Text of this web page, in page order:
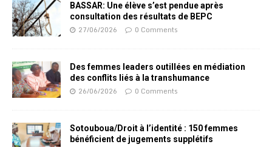
BASSAR: Une élève s’est pendue après
consultation des résultats de BEPC
27/06/2026 0 Comments
Des femmes leaders outillées en médiation
des conflits liés à la transhumance
26/06/2026 0 Comments
Sotouboua/Droit à l’identité : 150 femmes
bénéficient de jugements supplétifs